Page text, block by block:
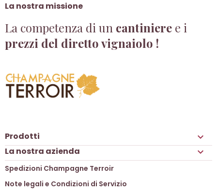
La nostra missione
La competenza di un cantiniere e i
prezzi del diretto vignaiolo !
Prodotti 
La nostra azienda 
Spedizioni Champagne Terroir
Note legali e Condizioni di Servizio